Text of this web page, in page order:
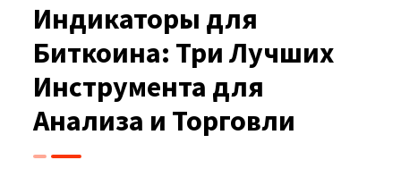
Индикаторы для
Биткоина: Три Лучших
Инструмента для
Анализа и Торговли